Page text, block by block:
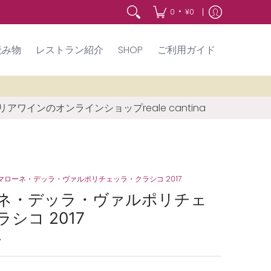
0 • ¥0
物 レストラン紹介 SHOP ご利用ガイド
アワインのオンラインショップreale cantina
ローネ・デッラ・ヴァルポリチェッラ・クラシコ 2017
・デッラ・ヴァルポリチェ
シコ 2017